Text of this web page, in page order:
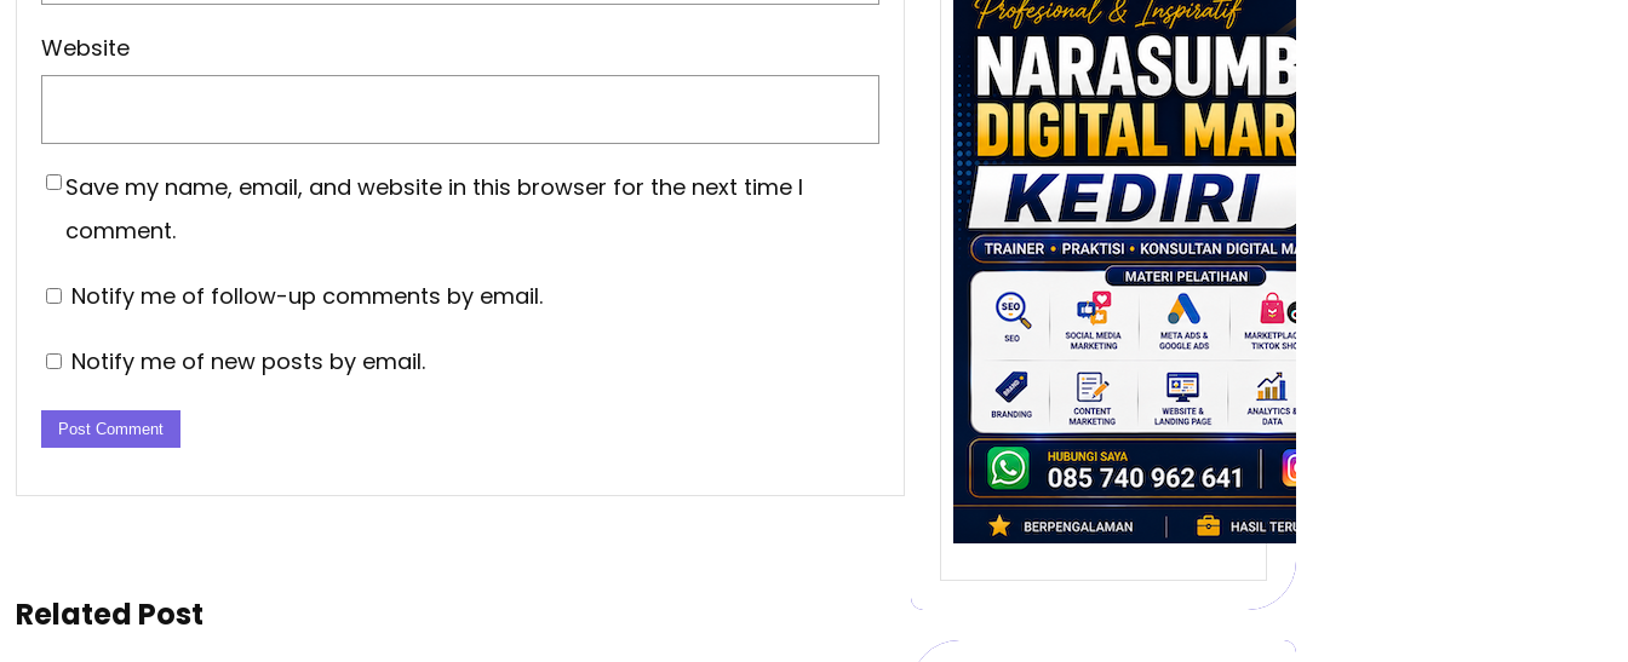
Website
Save my name, email, and website in this browser for the next time I
comment.
Notify me of follow-up comments by email.
Notify me of new posts by email.
Related Post
Narasumber
Digital Marketing
Kediri: Membangun
Strategi
Pemasaran
Berbasis Data
untuk Bisnis yang
Bertumbuh
Digital marketing telah
mengubah cara bisnis
berkembang. Dulu,
promosi banyak…